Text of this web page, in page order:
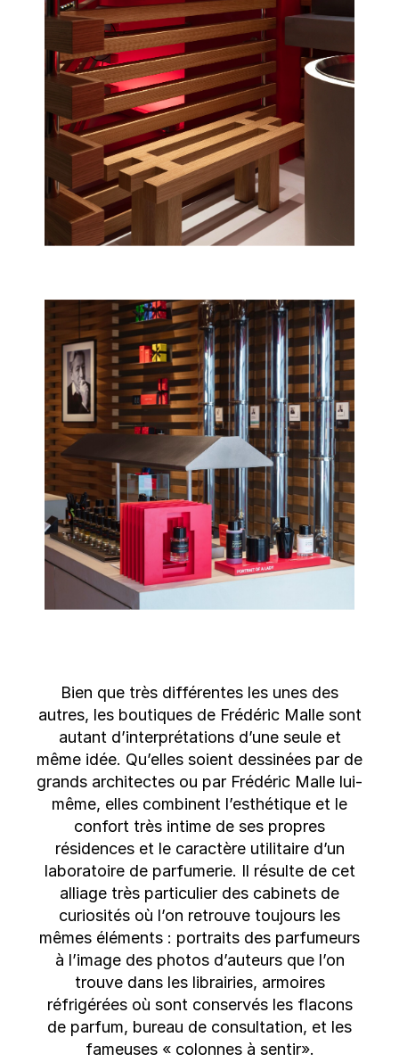
Bien que très différentes les unes des
autres, les boutiques de Frédéric Malle sont
autant d’interprétations d’une seule et
même idée. Qu’elles soient dessinées par de
grands architectes ou par Frédéric Malle lui-
même, elles combinent l’esthétique et le
confort très intime de ses propres
résidences et le caractère utilitaire d’un
laboratoire de parfumerie. Il résulte de cet
alliage très particulier des cabinets de
curiosités où l’on retrouve toujours les
mêmes éléments : portraits des parfumeurs
à l’image des photos d’auteurs que l’on
trouve dans les librairies, armoires
réfrigérées où sont conservés les flacons
de parfum, bureau de consultation, et les
fameuses « colonnes à sentir».